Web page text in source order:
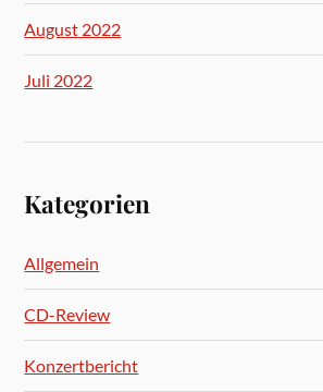
August 2022
Juli 2022
Kategorien
Allgemein
CD-Review
Konzertbericht